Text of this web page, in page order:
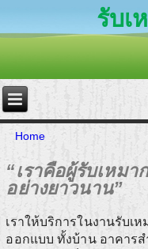
รับเ
Home
“เราคือผู้รับเหม
อย่างยาวนาน”
เราให้บริการในงานรับเ
ออกแบบ ทั้งบ้าน อาคาร